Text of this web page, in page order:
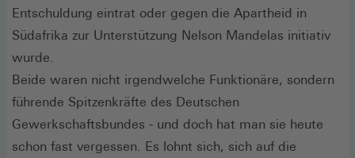
Entschuldung eintrat oder gegen die Apartheid in
Südafrika zur Unterstützung Nelson Mandelas initiativ
wurde.
Beide waren nicht irgendwelche Funktionäre, sondern
führende Spitzenkräfte des Deutschen
Gewerkschaftsbundes - und doch hat man sie heute
schon fast vergessen. Es lohnt sich, sich auf die